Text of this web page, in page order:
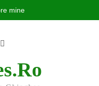
mine